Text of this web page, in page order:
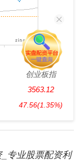
创业板指
3563.12
47.56(1.35%)
专业股票配资利